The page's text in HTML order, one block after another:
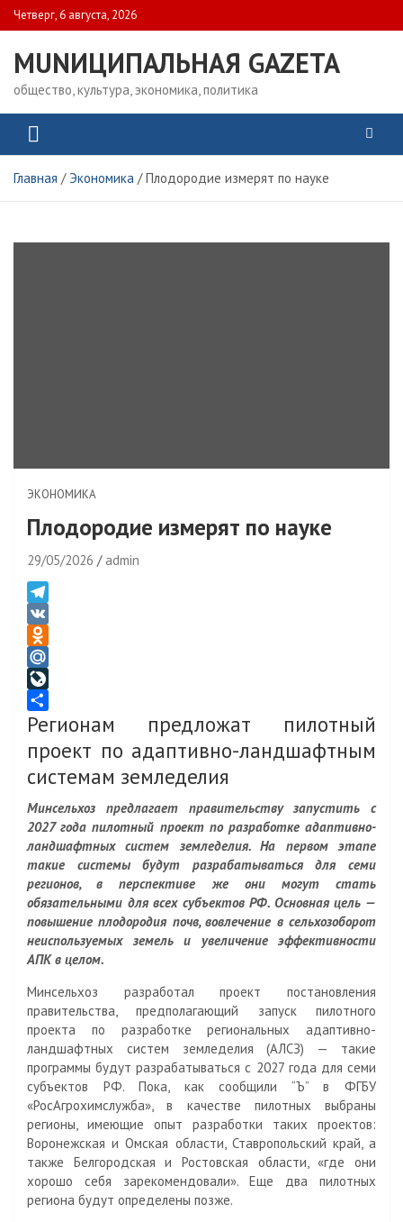
Skip
to
Четверг, 6 августа, 2026
MUNИЦИПАЛЬНАЯ GAZЕТА
общество, культура, экономика, политика
Главная Экономика Плодородие измерят по науке
ЭКОНОМИКА
Плодородие измерят по науке
29/05/2026 admin
T
e
l
e
g
r
V
K
O
d
n
o
a
s
s
n
i
k
i
M
a
i
R
u
L
i
J
o
u
r
n
a
l
О
р
а
в
и
т
ь
Регионам предложат пилотный
проект по адаптивно-ландшафтным
системам земледелия
Минсельхоз предлагает правительству запустить с
2027 года пилотный проект по разработке адаптивно-
ландшафтных систем земледелия. На первом этапе
такие системы будут разрабатываться для семи
регионов, в перспективе же они могут стать
обязательными для всех субъектов РФ. Основная цель —
повышение плодородия почв, вовлечение в сельхозоборот
неиспользуемых земель и увеличение эффективности
АПК в целом.
Минсельхоз разработал проект постановления
правительства, предполагающий запуск пилотного
проекта по разработке региональных адаптивно-
ландшафтных систем земледелия (АЛСЗ) — такие
программы будут разрабатываться с 2027 года для семи
субъектов РФ. Пока, как сообщили “Ъ” в ФГБУ
«РосАгрохимслужба», в качестве пилотных выбраны
регионы, имеющие опыт разработки таких проектов:
Воронежская и Омская области, Ставропольский край, а
также Белгородская и Ростовская области, «где они
хорошо себя зарекомендовали». Еще два пилотных
региона будут определены позже.